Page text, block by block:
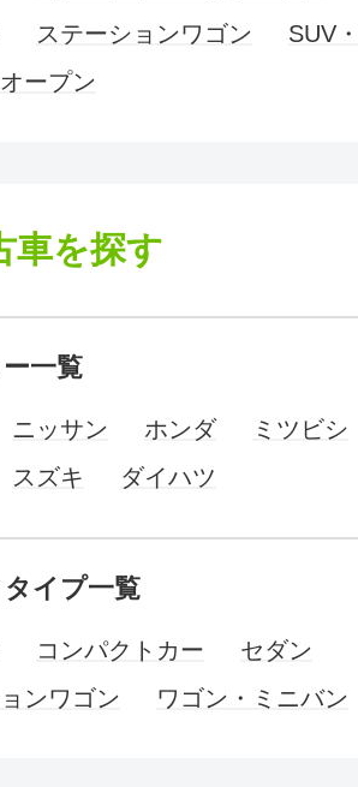
ステーションワゴン
SUV
ープン
車を探す
一覧
ニッサン ホンダ
ミツビシ
スズキ ダイハツ
イプ一覧
コンパクトカー
セダン
ンワゴン
ワゴン・ミニバン